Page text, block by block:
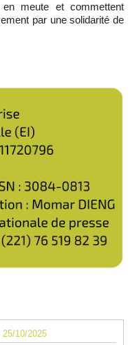
meute et commettent
par une solidarité de
25/10/2025